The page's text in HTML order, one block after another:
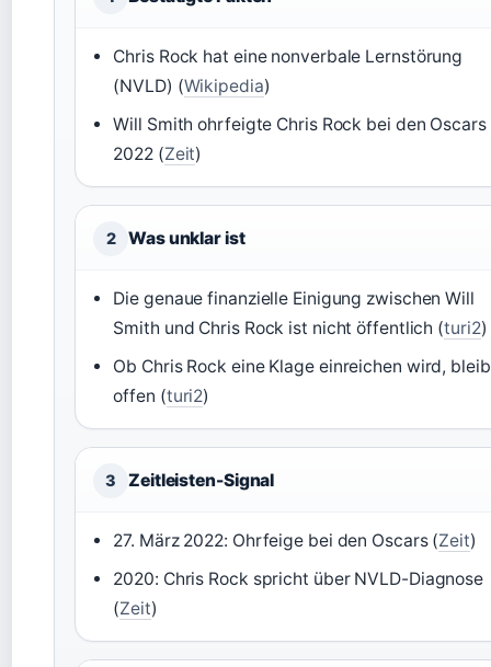
Chris Rock hat eine nonverbale Lernstörung
(NVLD) (Wikipedia)
Will Smith ohrfeigte Chris Rock bei den Oscars
2022 (Zeit)
2 Was unklar ist
Die genaue finanzielle Einigung zwischen Will
Smith und Chris Rock ist nicht öffentlich (turi2)
Ob Chris Rock eine Klage einreichen wird,
offen (turi2)
3 Zeitleisten-Signal
27. März 2022: Ohrfeige bei den Oscars (Zeit)
2020: Chris Rock spricht über NVLD-Diagnose
(Zeit)